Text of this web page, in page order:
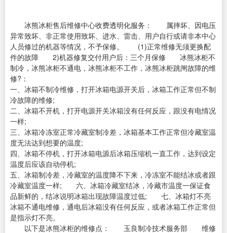
冰熊冰柜售后维修中心收费透明化服务： 属摔坏、因电压
异常致坏、非正常使用致坏、进水、雷击、用户自行或请非本中心
人员修过的机器等情况，不予保修。 (1)正常维修无须更换配
件的故障 2)机器修复交付用户后：三个月保修 冰熊冰柜不
制冷，冰熊冰柜不通电，冰熊冰柜不工作，冰熊冰柜跳闸故障的维
修?：
一、冰箱不制冷维修，打开冰箱电源开关后，冰箱工作正常但不制
冷故障的维修;
二、冰箱不开机，打开电源开关冰箱没有任何反应，跟没有电情况
一样;
三、冰箱冷冻室正常冷藏室制冷差，冰箱基本工作正常但冷藏室温
度无法达到想要的温度;
四、冰箱不停机，打开冰箱电源后冰箱压缩机一直工作，达到设定
温度后应该自动停机;
五、冰箱制冷差，冷藏室的温度降不下来，冷冻室不能结冰或者跟
冷藏室温度一样; 六、冰箱冷藏室结冰，冷藏市温度一保证食
品新鲜的，结冰说明冰箱出现故障温度过低; 七、冰箱灯不亮
冰箱不通电维修，通电后冰箱没有任何反应，或者冰箱工作正常但
是指示灯不亮。
以下是冰熊冰柜的维修点： 玉良制冷技术服务部 维修